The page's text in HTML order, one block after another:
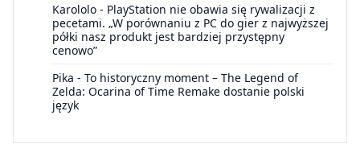
Karololo - PlayStation nie obawia się rywalizacji z
pecetami. „W porównaniu z PC do gier z najwyższej
półki nasz produkt jest bardziej przystępny
cenowo”
Pika - To historyczny moment – The Legend of
Zelda: Ocarina of Time Remake dostanie polski
język